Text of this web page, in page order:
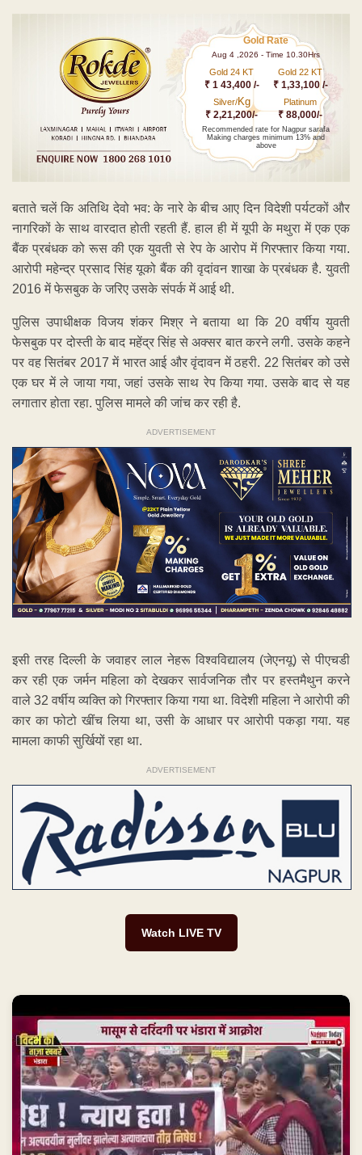
Gold Rate
Aug 4 ,2026 - Time 10.30Hrs
Gold 24 KT
₹ 1 43,400 /-
Gold 22 KT
₹ 1,33,100 /-
Silver/Kg
₹ 2,21,200/-
Platinum
₹ 88,000/-
Recommended rate for Nagpur sarafa
Making charges minimum 13% and
above
बताते चलें कि अतिथि देवो भव: के नारे के बीच आए दिन विदेशी पर्यटकों और
नागरिकों के साथ वारदात होती रहती हैं. हाल ही में यूपी के मथुरा में एक एक
बैंक प्रबंधक को रूस की एक युवती से रेप के आरोप में गिरफ्तार किया गया.
आरोपी महेन्द्र प्रसाद सिंह यूको बैंक की वृदांवन शाखा के प्रबंधक है. युवती
2016 में फेसबुक के जरिए उसके संपर्क में आई थी.
पुलिस उपाधीक्षक विजय शंकर मिश्र ने बताया था कि 20 वर्षीय युवती
फेसबुक पर दोस्ती के बाद महेंद्र सिंह से अक्सर बात करने लगी. उसके कहने
पर वह सितंबर 2017 में भारत आई और वृंदावन में ठहरी. 22 सितंबर को उसे
एक घर में ले जाया गया, जहां उसके साथ रेप किया गया. उसके बाद से यह
लगातार होता रहा. पुलिस मामले की जांच कर रही है.
ADVERTISEMENT
इसी तरह दिल्ली के जवाहर लाल नेहरू विश्वविद्यालय (जेएनयू) से पीएचडी
कर रही एक जर्मन महिला को देखकर सार्वजनिक तौर पर हस्तमैथुन करने
वाले 32 वर्षीय व्यक्ति को गिरफ्तार किया गया था. विदेशी महिला ने आरोपी की
कार का फोटो खींच लिया था, उसी के आधार पर आरोपी पकड़ा गया. यह
मामला काफी सुर्खियों रहा था.
ADVERTISEMENT
Watch LIVE TV